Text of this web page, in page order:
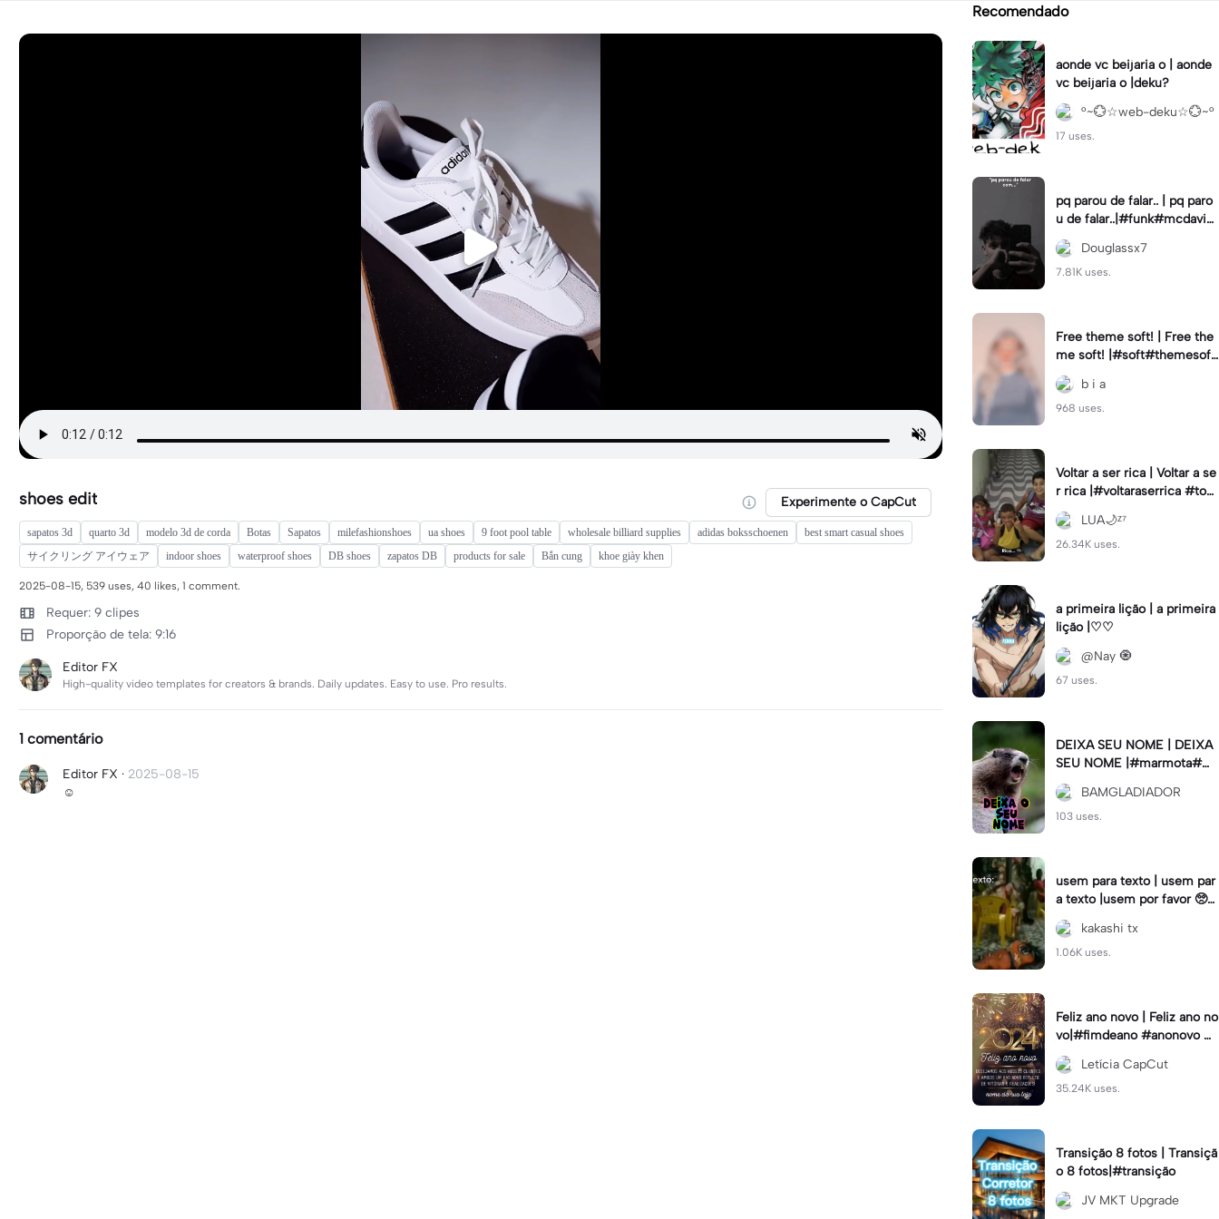
shoes edit Experimente o CapCut
sapatos 3d quarto 3d modelo 3d de corda Botas Sapatos milefashionshoes ua shoes 9 foot pool table wholesale billiard supplies adidas boksschoenen
best smart casual shoes
サイクリング アイウェア
indoor shoes waterproof shoes DB shoes zapatos DB products for sale Bắn cung khoe giày khen
2025-08-15, 539 uses, 40 likes, 1 comment.
Requer: 9 clipes
Proporção de tela: 9:16
Editor FX
High-quality video templates for creators & brands. Daily updates. Easy to use. Pro results.
1 comentário
Editor FX · 2025-08-15
☺️
Recomendado
aonde vc beijaria o | aonde
vc beijaria o |deku?
°~💮☆web-deku☆💮~°
17 uses.
pq parou de falar.. | pq paro
u de falar..|#funk#mcdavi#
indireta#fyp
Douglassx7
7.81K uses.
Free theme soft! | Free the
me soft! |#soft#themesoft
#freethemesoft#softcolori
ng
b i a
968 uses.
Voltar a ser rica | Voltar a se
r rica |#voltaraserrica #top
criador #viral
LUA🌙ᶻ⁷
26.34K uses.
a primeira lição | a primeira
lição |♡♡
@Nay 🧿
67 uses.
DEIXA SEU NOME | DEIXA
SEU NOME |#marmota#m
eme#viral#
BAMGLADIADOR
103 uses.
usem para texto | usem par
a texto |usem por favor 🥺#
fy#viral#usem#textoeditav
el#animekakashi tx
1.06K uses.
Feliz ano novo | Feliz ano no
vo|#fimdeano #anonovo #
statusdodia #loja #topcriad
or
Letícia CapCut
35.24K uses.
Transição 8 fotos | Transiçã
o 8 fotos|#transição
JV MKT Upgrade